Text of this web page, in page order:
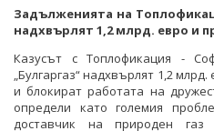
Задълженията на
надхвърлят 1,2 млрд. евро и
Казусът с Топлофикация -
„Булгаргаз“ надхвърлят 1,2
и блокират работата на
определи като големия
доставчик на природен газ